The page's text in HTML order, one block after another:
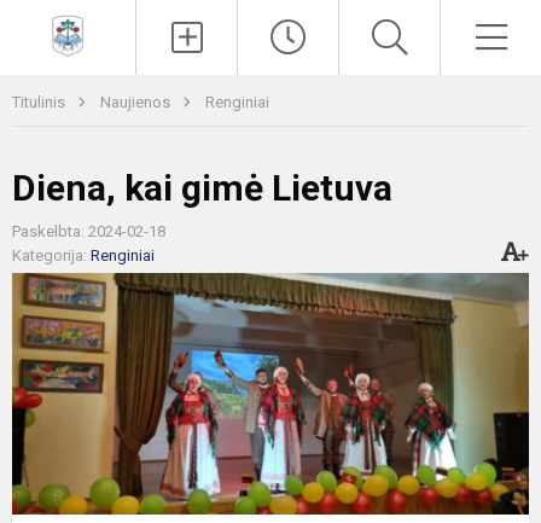
Titulinis Naujienos Renginiai
Diena, kai gimė Lietuva
Paskelbta: 2024-02-18
Kategorija: Renginiai